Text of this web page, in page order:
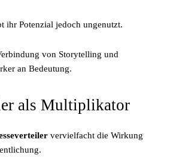
ihr Potenzial jedoch ungenutzt.
von Storytelling und
an Bedeutung.
als Multiplikator
vervielfacht die Wirkung